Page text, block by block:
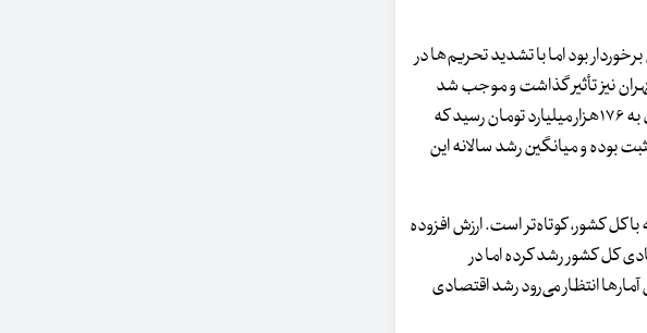
برخوردار بود اما با تشدید تحریم‌ها در
استان تهران نیز تأثیر گذاشت و موجب شد
روند تولید در استان تهران در سال گذشته با نزول مواجه شود؛ به‌طوری که تولید ناخالص داخلی واقعی استان تهران در سال قبل به ۱۷۶هزار میلیارد تومان رسید که
مقدار تولید در سال۱۳۹۶ است. روند عمومی رشد واقعی تولید ناخالص داخلی استان تهران در طول دهه۱۳۹۰، مثبت بوده و میانگین رشد سالانه این
کل کشور، کوتاه‌تر است. ارزش افزوده
اقتصادی کل کشور رشد کرده اما در
مطابق آمارها انتظار می‌رود رشد اقتصادی